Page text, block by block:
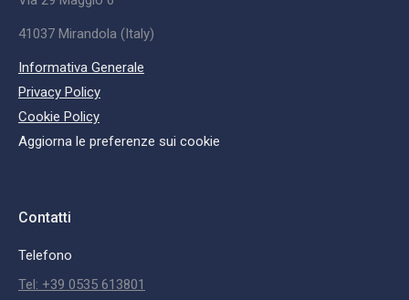
41037 Mirandola (Italy)
Informativa Generale
Privacy Policy
Cookie Policy
Aggiorna le preferenze sui cookie
Contatti
Telefono
Tel: +39 0535 613801